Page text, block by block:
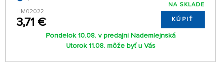
HM02022
3,71 €
NA SKLADE
KÚPIŤ
Pondelok 10.08. v predajni Nademlejnská
Utorok 11.08. môže byť u Vás